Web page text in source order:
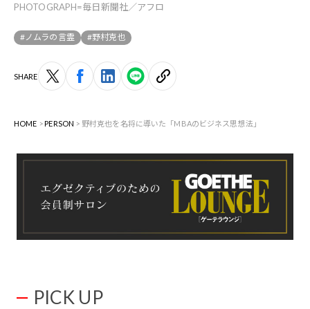
PHOTOGRAPH=毎日新聞社／アフロ
#ノムラの言霊 #野村克也
SHARE
HOME PERSON 野村克也を名将に導いた「MBAのビジネス思想法」
PICK UP